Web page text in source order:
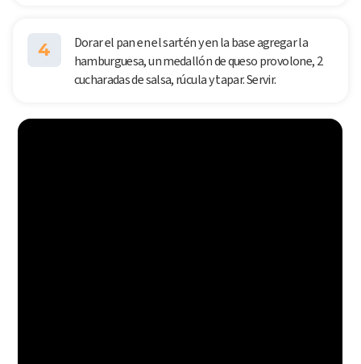
4
Dorar el pan en el sartén y en la base agregar la
hamburguesa, un medallón de queso provolone, 2
cucharadas de salsa, rúcula y tapar. Servir.